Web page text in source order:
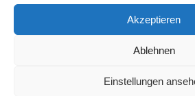
Akzeptieren
Ablehnen
Einstellungen